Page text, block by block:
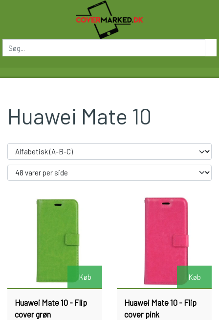
Huawei Mate 10
Køb
Huawei Mate 10 - Flip
cover grøn
Køb
Huawei Mate 10 - Flip
cover pink